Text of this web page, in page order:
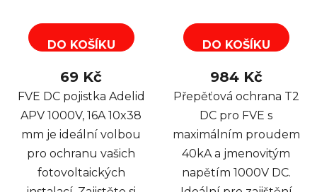
DO KOŠÍKU
69 Kč
FVE DC pojistka Adelid
APV 1000V, 16A 10x38
mm je ideální volbou
pro ochranu vašich
fotovoltaických
DO KOŠÍKU
984 Kč
Přepěťová ochrana T2
DC pro FVE s
maximálním proudem
40kA a jmenovitým
napětím 1000V DC.